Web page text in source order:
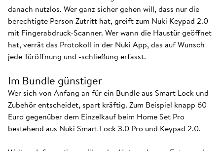
danach nutzlos. Wer ganz sicher gehen will, dass nur die
berechtigte Person Zutritt hat, greift zum Nuki Keypad 2.0
mit Fingerabdruck-Scanner. Wer wann die Haustür geöffnet
hat, verrät das Protokoll in der Nuki App, das auf Wunsch
jede Türöffnung und -schließung erfasst.
Im Bundle günstiger
Wer sich von Anfang an für ein Bundle aus Smart Lock und
Zubehör entscheidet, spart kräftig. Zum Beispiel knapp 60
Euro gegenüber dem Einzelkauf beim Home Set Pro
bestehend aus Nuki Smart Lock 3.0 Pro und Keypad 2.0.